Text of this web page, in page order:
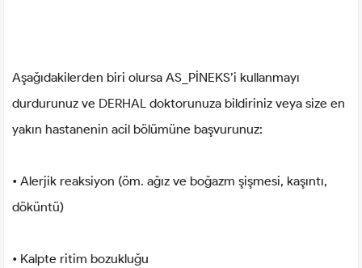
Aşağıdakilerden biri olursa AS_PİNEKS’i kullanmayı
durdurunuz ve DERHAL doktorunuza bildiriniz veya size en
yakın hastanenin acil bölümüne başvurunuz:
• Alerjik reaksiyon (öm. ağız ve boğazm şişmesi, kaşıntı,
döküntü)
• Kalpte ritim bozukluğu